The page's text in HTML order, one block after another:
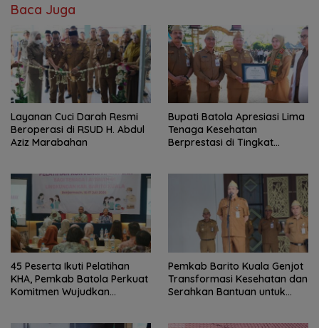
Baca Juga
Layanan Cuci Darah Resmi
Beroperasi di RSUD H. Abdul
Aziz Marabahan
Bupati Batola Apresiasi Lima
Tenaga Kesehatan
Berprestasi di Tingkat
45 Peserta Ikuti Pelatihan
KHA, Pemkab Batola Perkuat
Komitmen Wujudkan
Pemkab Barito Kuala Genjot
Transformasi Kesehatan dan
Serahkan Bantuan untuk